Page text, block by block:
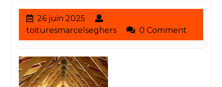
26 juin 2025
juin
2025
toituresmarcelsegherstoituresmarcelseghers
0 Comment